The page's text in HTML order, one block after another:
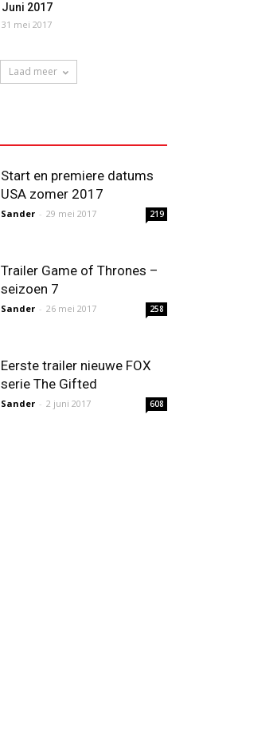
Juni 2017
31 mei 2017
Laad meer
Start en premiere datums
USA zomer 2017
Sander - 29 mei 2017 219
Trailer Game of Thrones –
seizoen 7
Sander - 26 mei 2017 258
Eerste trailer nieuwe FOX
serie The Gifted
Sander - 2 juni 2017 608